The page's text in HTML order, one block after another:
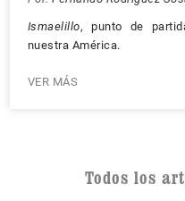
Ismaelillo, punto de
nuestra América.
VER MÁS
Todos los